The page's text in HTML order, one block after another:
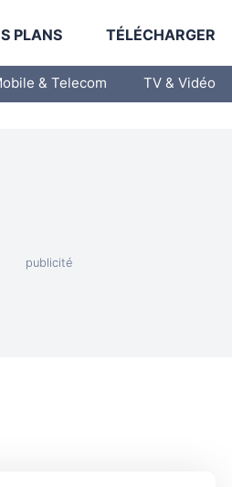
PLANS TÉLÉCHARGER
& Telecom TV & Vidéo